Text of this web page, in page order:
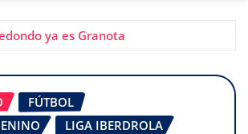
ya es Granota
FÚTBOL
LIGA IBERDROLA